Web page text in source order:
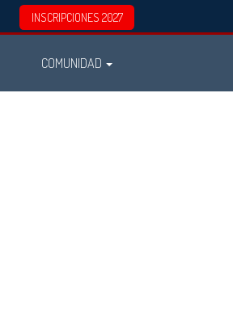
INSCRIPCIONES 2027
COMUNIDAD